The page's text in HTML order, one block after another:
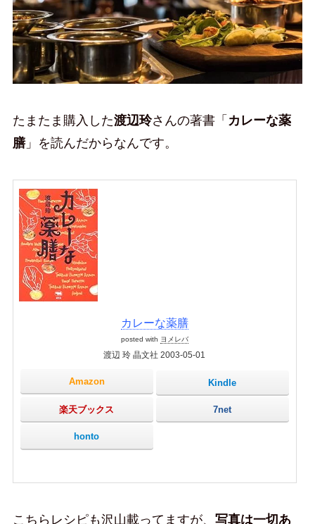
たまたま購入した渡辺玲さんの著書「 カレーな薬
膳」を読んだからなんです。
カレーな薬膳
posted with ヨメレバ
渡辺 玲 晶文社 2003-05-01
Amazon Kindle
楽天ブックス 7net
honto
こちらレシピも沢山載ってますが、 写真は一切あ